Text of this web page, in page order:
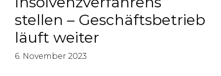
stellen – Geschäftsbetrieb
läuft weiter
6. November 2023